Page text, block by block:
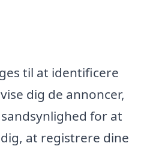
til at identificere
dig de annoncer,
for at
at registrere dine